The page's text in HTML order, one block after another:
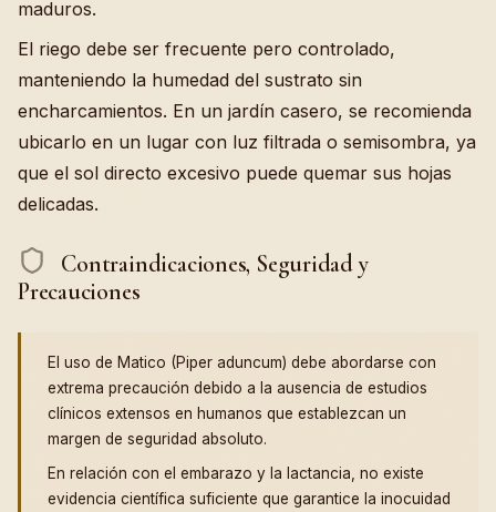
maduros.
El riego debe ser frecuente pero controlado,
manteniendo la humedad del sustrato sin
encharcamientos. En un jardín casero, se recomienda
ubicarlo en un lugar con luz filtrada o semisombra, ya
que el sol directo excesivo puede quemar sus hojas
delicadas.
Contraindicaciones, Seguridad y
Precauciones
El uso de Matico (Piper aduncum) debe abordarse con
extrema precaución debido a la ausencia de estudios
clínicos extensos en humanos que establezcan un
margen de seguridad absoluto.
En relación con el embarazo y la lactancia, no existe
evidencia científica suficiente que garantice la inocuidad